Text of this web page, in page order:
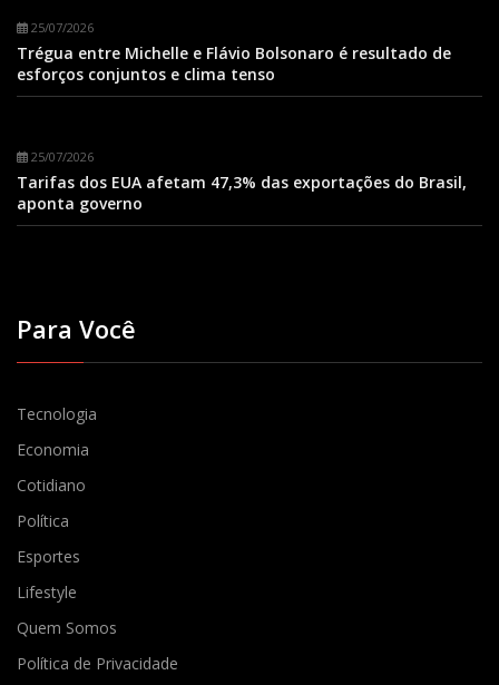
25/07/2026
Trégua entre Michelle e Flávio Bolsonaro é resultado de
esforços conjuntos e clima tenso
25/07/2026
Tarifas dos EUA afetam 47,3% das exportações do Brasil,
aponta governo
Para Você
Tecnologia
Economia
Cotidiano
Política
Esportes
Lifestyle
Quem Somos
Política de Privacidade